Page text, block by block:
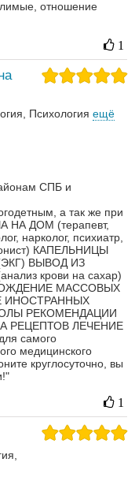
отношение
1
Психология ещё
СПБ и
а так же при
НА ДОМ (терапевт,
нарколог, психиатр,
КАПЕЛЬНИЦЫ
ВЫВОД ИЗ
крови на сахар)
МАССОВЫХ
ИНОСТРАННЫХ
РЕКОМЕНДАЦИИ
РЕЦЕПТОВ ЛЕЧЕНИЕ
самого
медицинского
круглосуточно, вы
1